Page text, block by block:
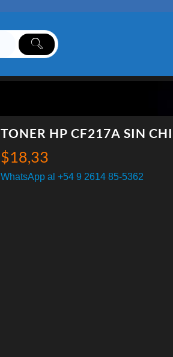
TONER HP CF217A SIN
$18,33
WhatsApp al +54 9 2614 85-5362